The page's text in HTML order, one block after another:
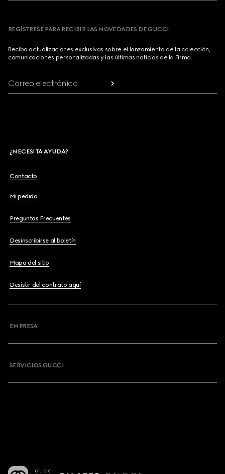
REGÍSTRESE PARA RECIBIR LAS NOVEDADES DE GUCCI
Reciba actualizaciones exclusivas sobre el lanzamiento de la colección,
comunicaciones personalizadas y las últimas noticias de la Firma.
Correo electrónico
¿NECESITA AYUDA?
Contacto
Mi pedido
Preguntas Frecuentes
Desinscribirse al boletín
Mapa del sitio
Desistir del contrato aquí
EMPRESA
SERVICIOS GUCCI